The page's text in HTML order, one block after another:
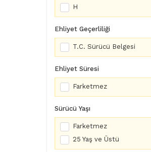
H
Ehliyet Geçerliliği
T.C. Sürücü Belgesi
Ehliyet Süresi
Farketmez
Sürücü Yaşı
Farketmez
25 Yaş ve Üstü